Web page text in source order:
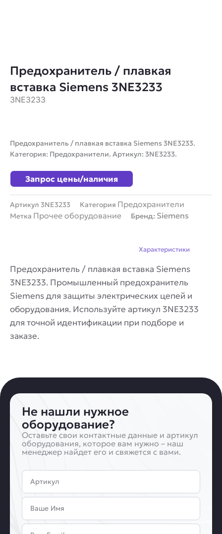
Предохранитель / плавкая
вставка Siemens 3NE3233
3NE3233
Предохранитель / плавкая вставка Siemens 3NE3233.
Категория: Предохранители. Артикул: 3NE3233.
Запрос цены/наличия
Артикул 3NE3233 Категория Предохранители
Метка Прочее оборудование Бренд: Siemens
Характеристики
Предохранитель / плавкая вставка Siemens
3NE3233. Промышленный предохранитель
Siemens для защиты электрических цепей и
оборудования. Используйте артикул 3NE3233
для точной идентификации при подборе и
заказе.
Не нашли нужное
оборудование?
Оставьте свои контактные данные и артикул
оборудования, которое вам нужно – наш
менеджер найдет его и свяжется с вами.
Артикул
Имя
Email